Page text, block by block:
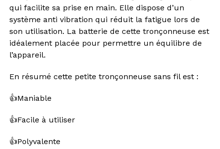
qui facilite sa prise en main. Elle dispose d’un
système anti vibration qui réduit la fatigue lors de
son utilisation. La batterie de cette tronçonneuse est
idéalement placée pour permettre un équilibre de
l’appareil.
En résumé cette petite tronçonneuse sans fil est :
👍Maniable
👍Facile à utiliser
👍Polyvalente